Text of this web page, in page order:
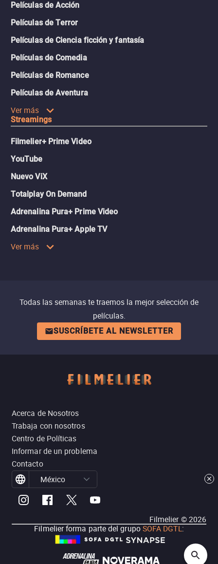
Películas de Acción
Películas de Terror
Películas de Ciencia ficción y fantasía
Películas de Comedia
Películas de Romance
Películas de Aventura
Ver más
Streamings
Filmelier+ Prime Video
YouTube
Nuevo ViX
Totalplay On Demand
Adrenalina Pura+ Prime Video
Adrenalina Pura+ Apple TV
Ver más
Todas las semanas te traemos la mejor selección de
películas.
SUSCRÍBETE AL NEWSLETTER
Acerca de Nosotros
Trabaja con nosotros
Centro de Políticas
Informar de un problema
Contacto
México
Filmelier ©2026
Filmelier forma parte del grupoSOFA DGTL: